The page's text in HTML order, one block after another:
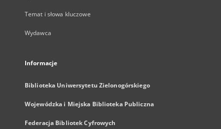
Temat i słowa kluczowe
Wydawca
Informacje
Biblioteka Uniwersytetu Zielonogórskiego
Wojewódzka i Miejska Biblioteka Publiczna
Federacja Bibliotek Cyfrowych